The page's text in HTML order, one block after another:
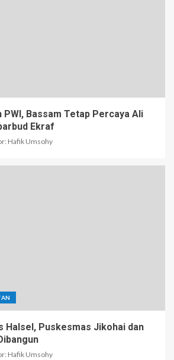
PWI, Bassam Tetap Percaya Ali
Ekraf
Hafik Umsohy
Halsel, Puskesmas Jikohai dan
Hafik Umsohy